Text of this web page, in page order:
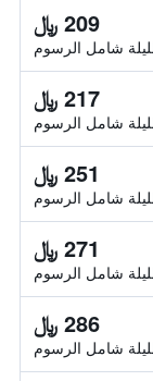
209 ﷼
شامل الرسوم
217 ﷼
شامل الرسوم
251 ﷼
شامل الرسوم
271 ﷼
شامل الرسوم
286 ﷼
شامل الرسوم